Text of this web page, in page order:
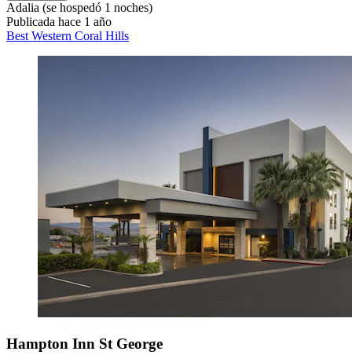
Adalia (se hospedó 1 noches)
Publicada hace 1 año
Best Western Coral Hills
Hampton Inn St George